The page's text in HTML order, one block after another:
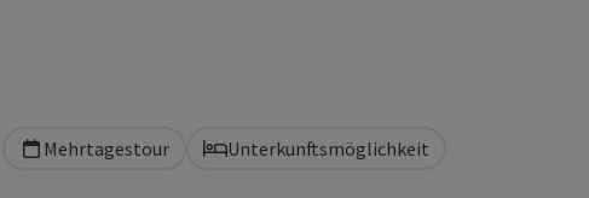
Mehrtagestour Unterkunftsmöglichkeit